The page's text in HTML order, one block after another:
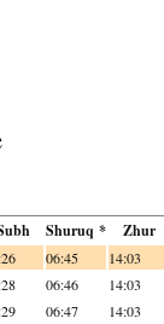
Shuruq * Zhur
06:45 14:03
06:46 14:03
06:47 14:03